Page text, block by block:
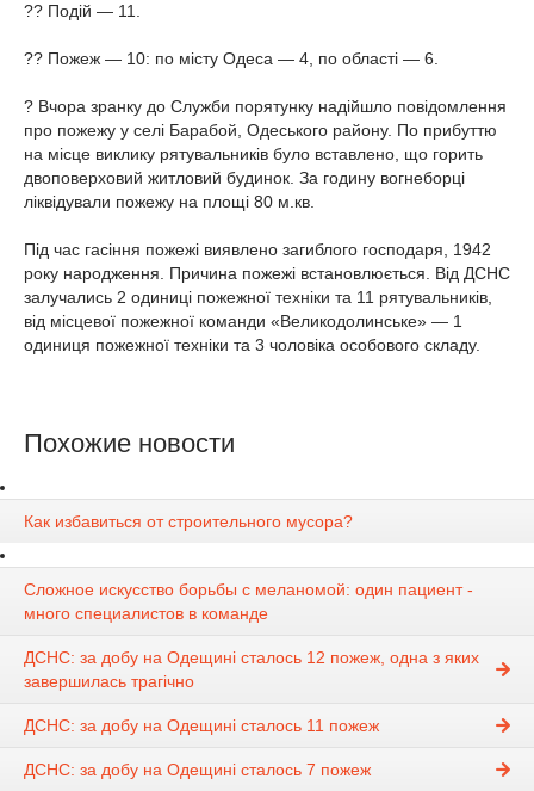
?? Подій — 11.
?? Пожеж — 10: по місту Одеса — 4, по області — 6.
? Вчора зранку до Служби порятунку надійшло повідомлення
про пожежу у селі Барабой, Одеського району. По прибуттю
на місце виклику рятувальників було вставлено, що горить
двоповерховий житловий будинок. За годину вогнеборці
ліквідували пожежу на площі 80 м.кв.
Під час гасіння пожежі виявлено загиблого господаря, 1942
року народження. Причина пожежі встановлюється. Від ДСНС
залучались 2 одиниці пожежної техніки та 11 рятувальників,
від місцевої пожежної команди «Великодолинське» — 1
одиниця пожежної техніки та 3 чоловіка особового складу.
Похожие новости
Как избавиться от строительного мусора?
Сложное искусство борьбы с меланомой: один пациент -
много специалистов в команде
ДСНС: за добу на Одещині сталось 12 пожеж, одна з яких
завершилась трагічно
ДСНС: за добу на Одещині сталось 11 пожеж
ДСНС: за добу на Одещині сталось 7 пожеж